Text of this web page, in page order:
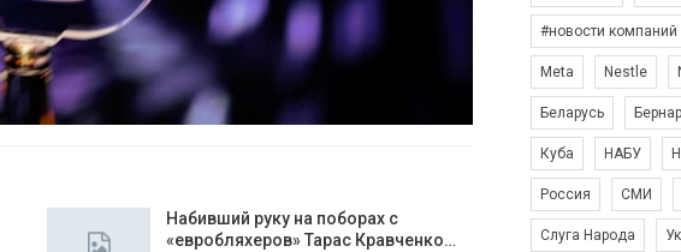
Набивший руку на поборах с
«евробляхеров» Тарас Кравченко…
#новости компаний
Meta Nestle
Беларусь
Куба НАБУ
Россия СМИ
Слуга Народа